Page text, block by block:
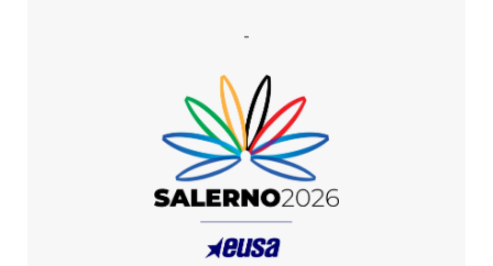
-